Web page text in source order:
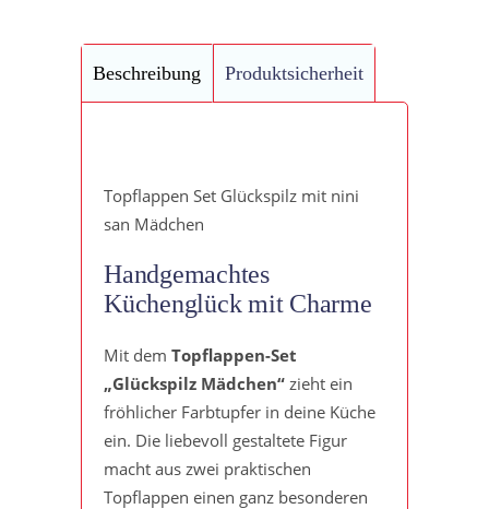
2
Beschreibung Produktsicherheit
Topflappen Set Glückspilz mit nini
san Mädchen
Handgemachtes
Küchenglück mit Charme
Mit dem Topflappen-Set
„Glückspilz Mädchen“ zieht ein
fröhlicher Farbtupfer in deine Küche
ein. Die liebevoll gestaltete Figur
macht aus zwei praktischen
Topflappen einen ganz besonderen